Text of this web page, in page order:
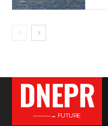
DNEPR
———→ FUTURE